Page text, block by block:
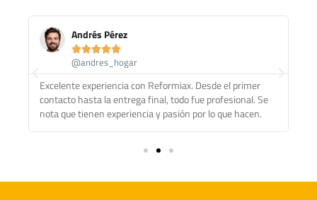
Andrés Pérez

@andres_hogar
Excelente experiencia con Reformiax. Desde el primer
contacto hasta la entrega final, todo fue profesional. Se
nota que tienen experiencia y pasión por lo que hacen.